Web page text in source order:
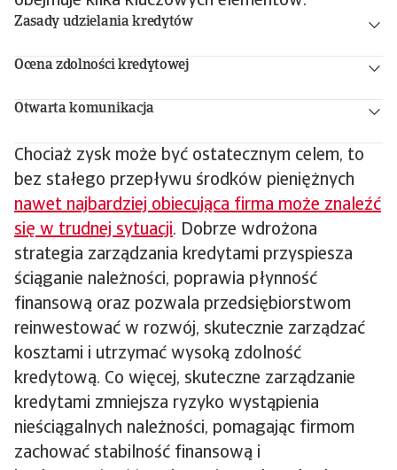
Zasady udzielania kredytów
Ocena zdolności kredytowej
Otwarta komunikacja
Chociaż zysk może być ostatecznym celem, to
bez stałego przepływu środków pieniężnych
nawet najbardziej obiecująca firma może znaleźć
się w trudnej sytuacji. Dobrze wdrożona
strategia zarządzania kredytami przyspiesza
ściąganie należności, poprawia płynność
finansową oraz pozwala przedsiębiorstwom
reinwestować w rozwój, skutecznie zarządzać
kosztami i utrzymać wysoką zdolność
kredytową. Co więcej, skuteczne zarządzanie
kredytami zmniejsza ryzyko wystąpienia
nieściągalnych należności, pomagając firmom
zachować stabilność finansową i